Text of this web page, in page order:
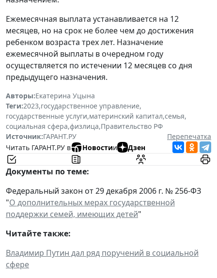
Ежемесячная выплата устанавливается на 12
месяцев, но на срок не более чем до достижения
ребенком возраста трех лет. Назначение
ежемесячной выплаты в очередном году
осуществляется по истечении 12 месяцев со дня
предыдущего назначения.
Авторы:Екатерина Уцына
Теги:2023,государственное управление,
государственные услуги,материнский капитал,семья,
социальная сфера,физлица,Правительство РФ
Источник:ГАРАНТ.РУ
Перепечатка
Читать ГАРАНТ.РУ в
Новостии Дзен
Документы по теме:
Федеральный закон от 29 декабря 2006 г. № 256-ФЗ
"О дополнительных мерах государственной
поддержки семей, имеющих детей"
Читайте также:
Владимир Путин дал ряд поручений в социальной
сфере